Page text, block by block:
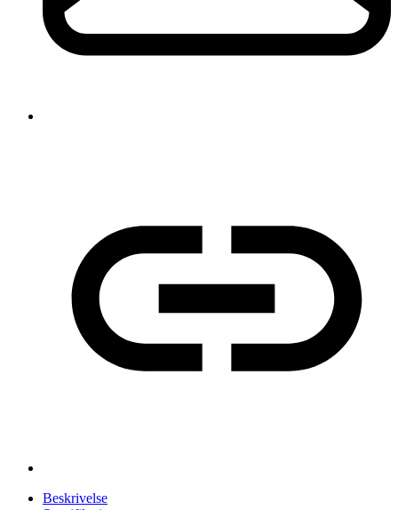
Beskrivelse